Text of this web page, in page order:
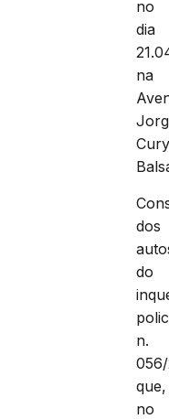
no
dia
na
dos
do
n.
que,
no